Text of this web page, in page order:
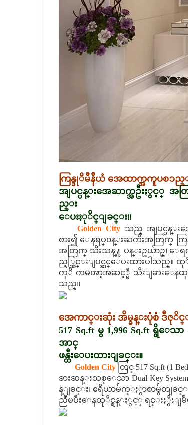
ကြန္ဒုိမီနီယံ အေထာက္အကူပစၥ
အျပင္ပန္းအေဆာက္အဦးႏွင့္
ည္း
ေပးႏုိင္ျခင္း။
Golden City သည္ အျပင္ပန္း
စား၍ ေနရပ္၀န္းႀကီးအတြက္ က
အတြက္ သီးသန္႔ ပန္းဥယ်ာဥ္၊ ေရကူ
ည့္သြင္းျပင္ဆင္ေပးထားပါသည္။ ထုိ႔
ကုိ ကမၻာ့အဆင့္မီ သီးျခားေနထုိင္
သည္။
အေကာင္းဆုံး အိမ္ခန္းပုံစံ ဒီဇုိင္း
517 Sq.ft မွ 1,996 Sq.ft
အာင္
ဖန္တီးေပးထားျခင္း။
Golden City တြင္ 517 Sq.ft (1
ခားဆန္းသစ္ေသာ Dual Key
န္ျခင္း၊ ဧရိယာမ်က္ႏွာစာမွ်တ
ညီၿပီးေနထုိင္ရန္ႏွင့္ ရင္းႏွီးျမဳပ္